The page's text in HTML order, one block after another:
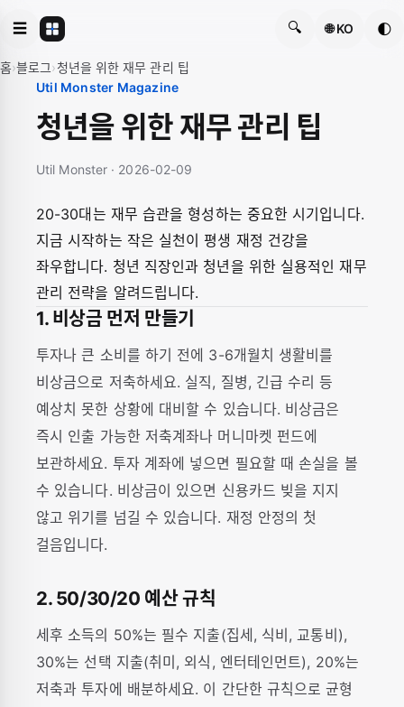
☰ 🔍 🌐 KO 🌓
홈›블로그›청년을 위한 재무 관리 팁
Util Monster Magazine
청년을 위한 재무 관리 팁
Util Monster · 2026-02-09
20-30대는 재무 습관을 형성하는 중요한 시기입니다.
지금 시작하는 작은 실천이 평생 재정 건강을
좌우합니다. 청년 직장인과 청년을 위한 실용적인 재무
관리 전략을 알려드립니다.
1. 비상금 먼저 만들기
투자나 큰 소비를 하기 전에 3-6개월치 생활비를
비상금으로 저축하세요. 실직, 질병, 긴급 수리 등
예상치 못한 상황에 대비할 수 있습니다. 비상금은
즉시 인출 가능한 저축계좌나 머니마켓 펀드에
보관하세요. 투자 계좌에 넣으면 필요할 때 손실을 볼
수 있습니다. 비상금이 있으면 신용카드 빚을 지지
않고 위기를 넘길 수 있습니다. 재정 안정의 첫
걸음입니다.
2. 50/30/20 예산 규칙
세후 소득의 50%는 필수 지출(집세, 식비, 교통비),
30%는 선택 지출(취미, 외식, 엔터테인먼트), 20%는
저축과 투자에 배분하세요. 이 간단한 규칙으로 균형